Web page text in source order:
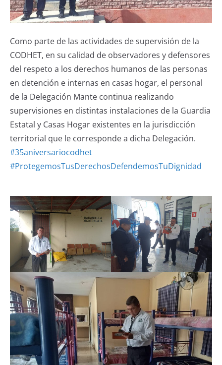
Como parte de las actividades de supervisión de la
CODHET, en su calidad de observadores y defensores
del respeto a los derechos humanos de las personas
en detención e internas en casas hogar, el personal
de la Delegación Mante continua realizando
supervisiones en distintas instalaciones de la Guardia
Estatal y Casas Hogar existentes en la jurisdicción
territorial que le corresponde a dicha Delegación.
#35aniversariocodhet
#ProtegemosTusDerechosDefendemosTuDignidad